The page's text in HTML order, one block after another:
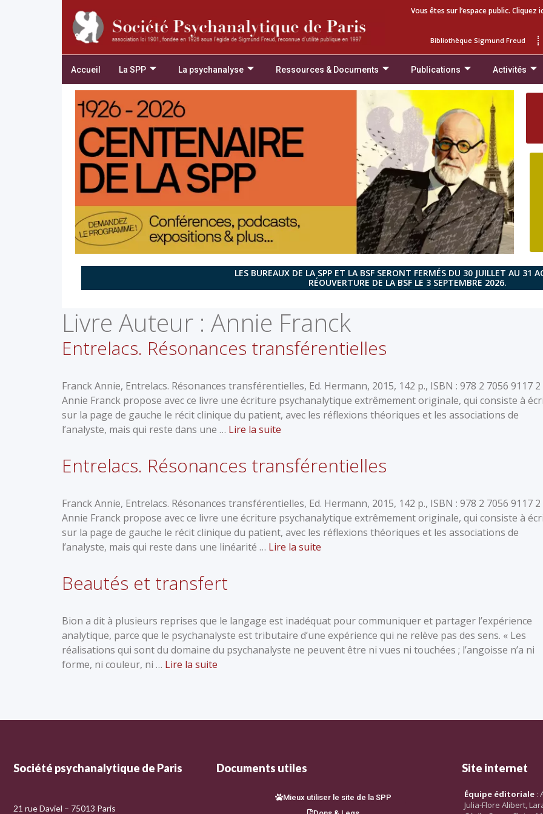
Vous êtes sur l’espace public.
Bibliothèque Sigmund Freud
Accueil La SPP La psychanalyse Ressources & Documents Publications Activités
LES BUREAUX DE LA SPP ET LA BSF SERONT FERMÉS DU 30 JUILLET AU 31
RÉOUVERTURE DE LA BSF LE 3 SEPTEMBRE 2026.
Livre Auteur : Annie Franck
Entrelacs. Résonances transférentielles
Franck Annie, Entrelacs. Résonances transférentielles, Ed. Hermann, 2015, 142 p., ISBN : 978 2 7056 9117 2
Annie Franck propose avec ce livre une écriture psychanalytique extrêmement originale, qui consiste à
sur la page de gauche le récit clinique du patient, avec les réflexions théoriques et les associations de
l’analyste, mais qui reste dans une … Lire la suite
Entrelacs. Résonances transférentielles
Franck Annie, Entrelacs. Résonances transférentielles, Ed. Hermann, 2015, 142 p., ISBN : 978 2 7056 9117 2
Annie Franck propose avec ce livre une écriture psychanalytique extrêmement originale, qui consiste à
sur la page de gauche le récit clinique du patient, avec les réflexions théoriques et les associations de
l’analyste, mais qui reste dans une linéarité … Lire la suite
Beautés et transfert
Bion a dit à plusieurs reprises que le langage est inadéquat pour communiquer et partager l’expérience
analytique, parce que le psychanalyste est tributaire d’une expérience qui ne relève pas des sens. « Les
réalisations qui sont du domaine du psychanalyste ne peuvent être ni vues ni touchées ; l’angoisse n’a ni
forme, ni couleur, ni … Lire la suite
Société psychanalytique de Paris
21 rue Daviel – 75013 Paris
Documents utiles
Mieux utiliser le site de la SPP
Site internet
Équipe éditoriale :
Julia-Flore Alibert,